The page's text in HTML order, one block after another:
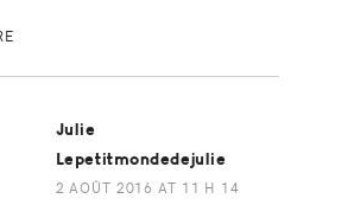
Julie
Lepetitmondedejulie
2 AOÛT 2016 AT 11 H 14